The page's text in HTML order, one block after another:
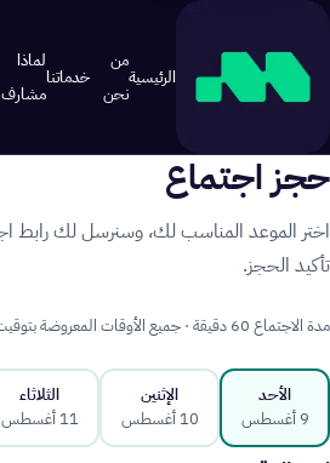
الرئيسية
من
نحن
خدماتنا
لماذا
مشارف
حجز اجتماع
تأكيد الحجز.
مدة الاجتماع 60 دقيقة · جميع الأوقات المعروضة بتوقيت Asia/Riyadh
الأحد
9 أغسطس
الإثنين
10 أغسطس
الثلاثاء
11 أغسطس